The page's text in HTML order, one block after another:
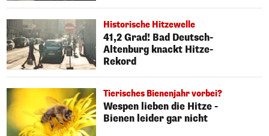
Historische Hitzewelle
41,2 Grad! Bad Deutsch-
Altenburg knackt Hitze-
Rekord
Tierisches Bienenjahr vorbei?
Wespen lieben die Hitze -
Bienen leider gar nicht